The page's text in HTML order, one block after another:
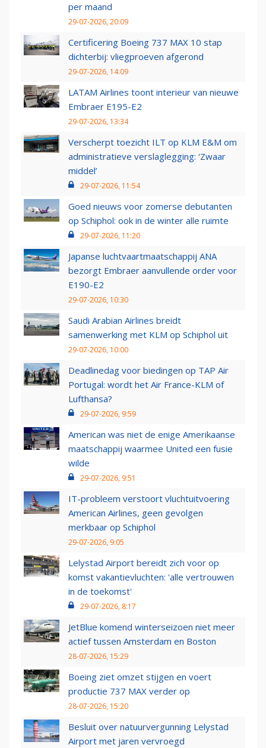
per maand
29-07-2026, 20:09
Certificering Boeing 737 MAX 10 stap
dichterbij: vliegproeven afgerond
29-07-2026, 14:09
LATAM Airlines toont interieur van nieuwe
Embraer E195-E2
29-07-2026, 13:34
Verscherpt toezicht ILT op KLM E&M om
administratieve verslaglegging: ‘Zwaar
middel’
29-07-2026, 11:54
Goed nieuws voor zomerse debutanten
op Schiphol: ook in de winter alle ruimte
29-07-2026, 11:20
Japanse luchtvaartmaatschappij ANA
bezorgt Embraer aanvullende order voor
E190-E2
29-07-2026, 10:30
Saudi Arabian Airlines breidt
samenwerking met KLM op Schiphol uit
29-07-2026, 10:00
Deadlinedag voor biedingen op TAP Air
Portugal: wordt het Air France-KLM of
Lufthansa?
29-07-2026, 9:59
American was niet de enige Amerikaanse
maatschappij waarmee United een fusie
wilde
29-07-2026, 9:51
IT-probleem verstoort vluchtuitvoering
American Airlines, geen gevolgen
merkbaar op Schiphol
29-07-2026, 9:05
Lelystad Airport bereidt zich voor op
komst vakantievluchten: 'alle vertrouwen
in de toekomst'
29-07-2026, 8:17
JetBlue komend winterseizoen niet meer
actief tussen Amsterdam en Boston
28-07-2026, 15:29
Boeing ziet omzet stijgen en voert
productie 737 MAX verder op
28-07-2026, 15:20
Besluit over natuurvergunning Lelystad
Airport met jaren vervroegd